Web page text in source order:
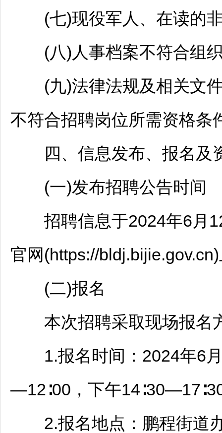
(七)现役军人、在读的非
(八)人事档案不符合组织
(九)法律法规及相关文件
不符合招聘岗位所需资格条
四、信息发布、报名及
(一)发布招聘公告时间
招聘信息于2024年6月
官网(https://
(二)报名
本次招聘采取现场报名
1.报名时间：2024年6月
—12∶00，下午
2.报名地点：鹏程街道